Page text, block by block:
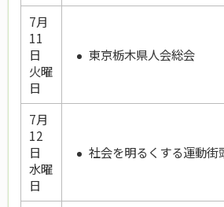
7月
11
日
火曜
日
東京栃木県人会総会
7月
12
日
水曜
日
社会を明るくする運動街